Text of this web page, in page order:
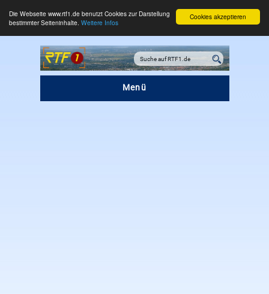
Cookies akzeptieren
Die Webseite www.rtf1.de benutzt Cookies zur Darstellung
bestimmter Seiteninhalte. Weitere Infos
Menü